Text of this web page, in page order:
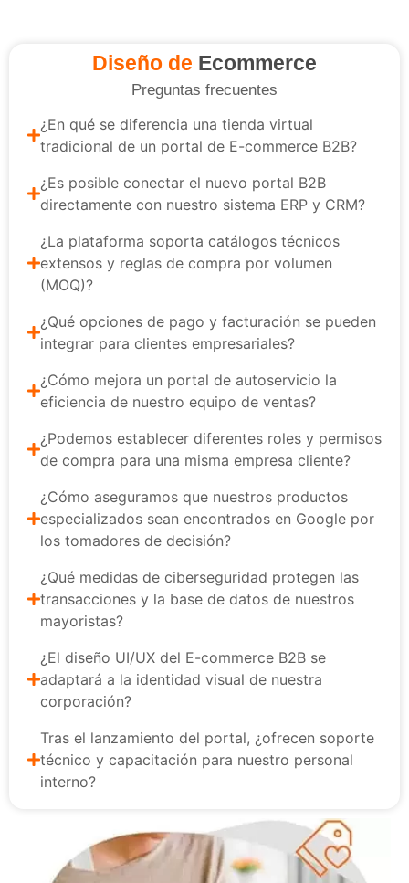
Diseño de Ecommerce
Preguntas frecuentes
¿En qué se diferencia una tienda virtual
tradicional de un portal de E-commerce B2B?
¿Es posible conectar el nuevo portal B2B
directamente con nuestro sistema ERP y CRM?
¿La plataforma soporta catálogos técnicos
extensos y reglas de compra por volumen
(MOQ)?
¿Qué opciones de pago y facturación se pueden
integrar para clientes empresariales?
¿Cómo mejora un portal de autoservicio la
eficiencia de nuestro equipo de ventas?
¿Podemos establecer diferentes roles y permisos
de compra para una misma empresa cliente?
¿Cómo aseguramos que nuestros productos
especializados sean encontrados en Google por
los tomadores de decisión?
¿Qué medidas de ciberseguridad protegen las
transacciones y la base de datos de nuestros
mayoristas?
¿El diseño UI/UX del E-commerce B2B se
adaptará a la identidad visual de nuestra
corporación?
Tras el lanzamiento del portal, ¿ofrecen soporte
técnico y capacitación para nuestro personal
interno?